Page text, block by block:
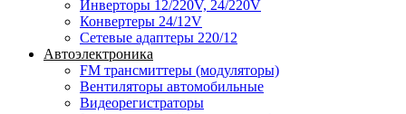
Инверторы 12/220V, 24/220V
Конвертеры 24/12V
Сетевые адаптеры 220/12
Автоэлектроника
FM трансмиттеры (модуляторы)
Вентиляторы автомобильные
Видеорегистраторы